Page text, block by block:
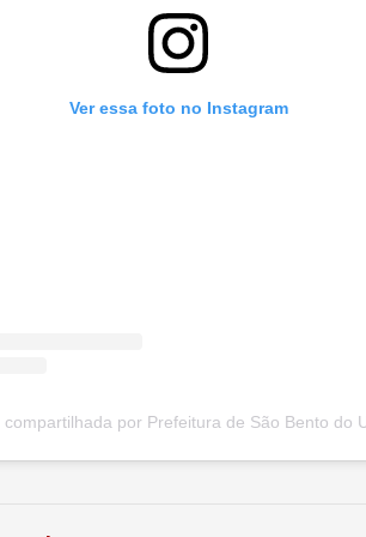
Ver essa foto no Instagram
compartilhada por Prefeitura de São Bento do